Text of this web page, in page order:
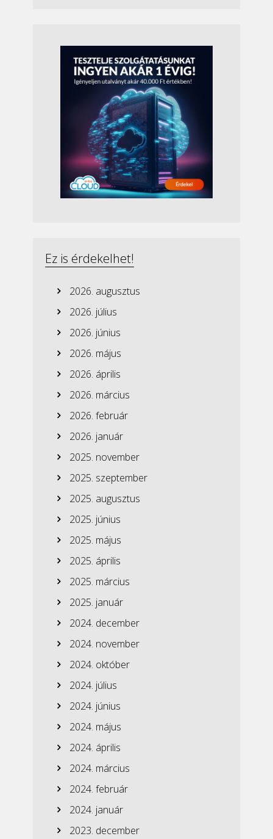
Ez is érdekelhet!
2026. augusztus
2026. július
2026. június
2026. május
2026. április
2026. március
2026. február
2026. január
2025. november
2025. szeptember
2025. augusztus
2025. június
2025. május
2025. április
2025. március
2025. január
2024. december
2024. november
2024. október
2024. július
2024. június
2024. május
2024. április
2024. március
2024. február
2024. január
2023. december